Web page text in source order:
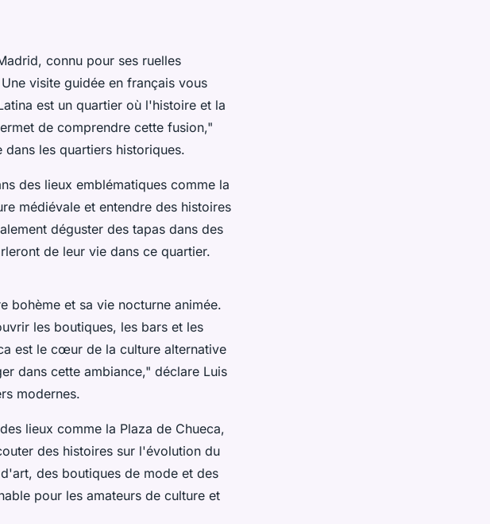
connu pour ses ruelles
visite guidée en français vous
est un quartier où l'histoire et la
de comprendre cette fusion,"
les quartiers historiques.
des lieux emblématiques comme la
médiévale et entendre des histoires
déguster des tapas dans des
de leur vie dans ce quartier.
bohème et sa vie nocturne animée.
les boutiques, les bars et les
est le cœur de la culture alternative
dans cette ambiance," déclare Luis
modernes.
lieux comme la Plaza de Chueca,
des histoires sur l'évolution du
des boutiques de mode et des
pour les amateurs de culture et